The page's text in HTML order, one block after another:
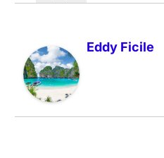
Eddy Ficile